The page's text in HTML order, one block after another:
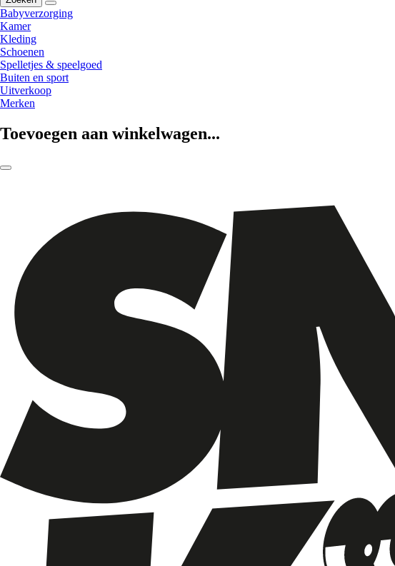
Babyverzorging
Kamer
Kleding
Schoenen
Spelletjes & speelgoed
Buiten en sport
Uitverkoop
Merken
Toevoegen aan winkelwagen...